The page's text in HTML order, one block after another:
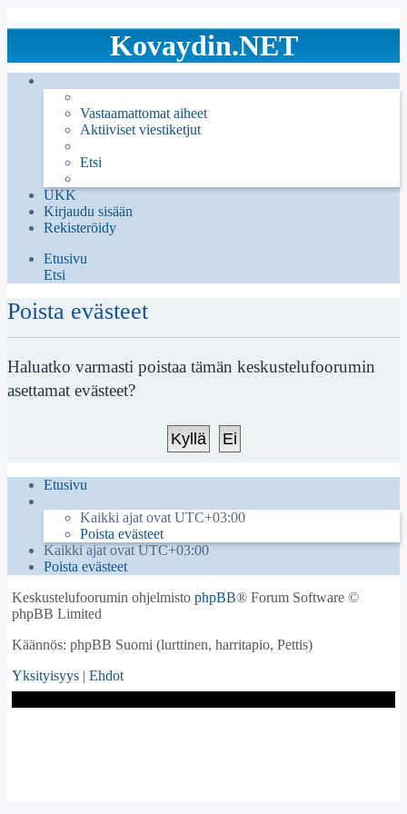
Kovaydin.NET
Vastaamattomat aiheet
Aktiiviset viestiketjut
Etsi
UKK
Kirjaudu sisään
Rekisteröidy
Etusivu
Etsi
Poista evästeet
Haluatko varmasti poistaa tämän keskustelufoorumin
asettamat evästeet?
Etusivu
Kaikki ajat ovat UTC+03:00
Poista evästeet
Kaikki ajat ovatUTC+03:00
Poista evästeet
Keskustelufoorumin ohjelmisto phpBB® Forum Software ©
phpBB Limited
Käännös: phpBB Suomi (lurttinen, harritapio, Pettis)
Yksityisyys | Ehdot